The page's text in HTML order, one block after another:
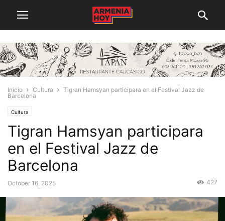
Inicio Cultura
Tigran Hamsyan participara en el Festival Jazz de
Barcelona
Cultura
Tigran Hamsyan participara
en el Festival Jazz de
Barcelona
October 16, 2025 427